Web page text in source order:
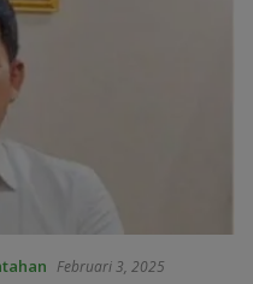
Februari 3, 2025